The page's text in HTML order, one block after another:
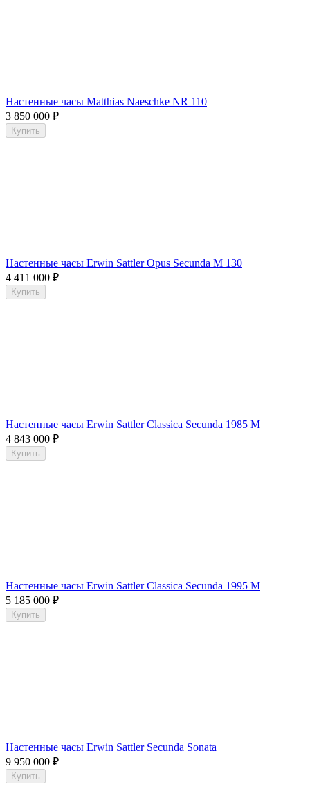
Настенные часы Matthias Naeschke NR 110
3 850 000 ₽
Купить
Настенные часы Erwin Sattler Opus Secunda M 130
4 411 000 ₽
Купить
Настенные часы Erwin Sattler Classica Secunda 1985 M
4 843 000 ₽
Купить
Настенные часы Erwin Sattler Classica Secunda 1995 M
5 185 000 ₽
Купить
Настенные часы Erwin Sattler Secunda Sonata
9 950 000 ₽
Купить